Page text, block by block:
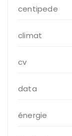
centipede
climat
cv
data
énergie